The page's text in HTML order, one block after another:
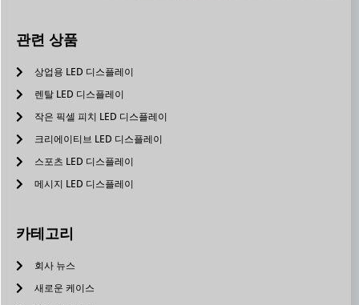
관련 상품
상업용 LED 디스플레이
렌탈 LED 디스플레이
작은 픽셀 피치 LED 디스플레이
크리에이티브 LED 디스플레이
스포츠 LED 디스플레이
메시지 LED 디스플레이
카테고리
회사 뉴스
새로운 케이스